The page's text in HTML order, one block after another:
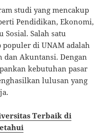
studi yang mencakup
Pendidikan, Ekonomi,
Salah satu
di UNAM adalah
dan Akuntansi. Dengan
kebutuhan pasar
lulusan yang
Terbaik di